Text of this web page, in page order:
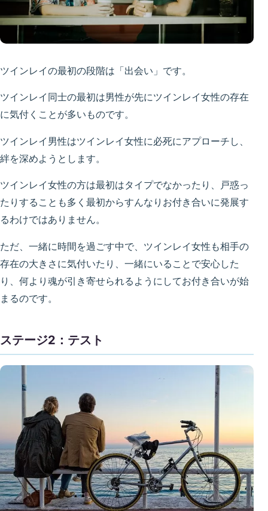
ツインレイの最初の段階は「出会い」です。
ツインレイ同士の最初は男性が先にツインレイ女性の存在
に気付くことが多いものです。
ツインレイ男性はツインレイ女性に必死にアプローチし、
絆を深めようとします。
ツインレイ女性の方は最初はタイプでなかったり、戸惑っ
たりすることも多く最初からすんなりお付き合いに発展す
るわけではありません。
ただ、一緒に時間を過ごす中で、ツインレイ女性も相手の
存在の大きさに気付いたり、一緒にいることで安心した
り、何より魂が引き寄せられるようにしてお付き合いが始
まるのです。
ステージ2：テスト